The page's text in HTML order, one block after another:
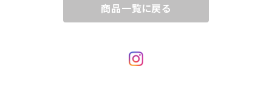
商品一覧に戻る